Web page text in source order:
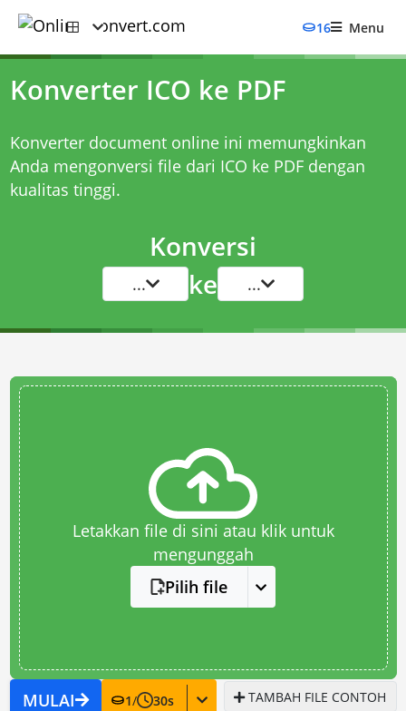
16 Menu
Konverter ICO ke PDF
Konverter document online ini memungkinkan
Anda mengonversi file dari ICO ke PDF dengan
kualitas tinggi.
Konversi
... ke ...
Letakkan file di sini atau klik untuk
mengunggah
Pilih file
MULAI 1/ 30s TAMBAH FILE CONTOH